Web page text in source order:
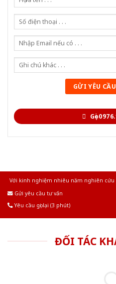
Gọi
Với kinh nghiệm nhiêu năm nghiên
Gửi yêu cầu tư vấn
Yêu cầu gọi lại (3 phút)
ĐỐI TÁC